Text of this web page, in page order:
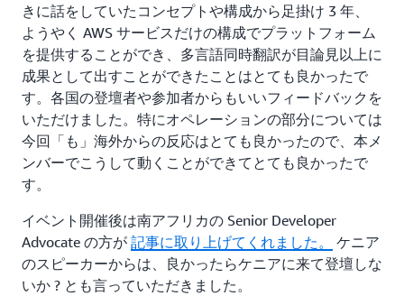
きに話をしていたコンセプトや構成から足掛け 3 年、
ようやく AWS サービスだけの構成でプラットフォーム
を提供することができ、多言語同時翻訳が目論見以上に
成果として出すことができたことはとても良かったで
す。各国の登壇者や参加者からもいいフィードバックを
いただけました。特にオペレーションの部分については
今回「も」海外からの反応はとても良かったので、本メ
ンバーでこうして動くことができてとても良かったで
す。
イベント開催後は南アフリカの Senior Developer
Advocate の方が 記事に取り上げてくれました。
ケニア
のスピーカーからは、良かったらケニアに来て登壇しな
いか ? とも言っていただきました。